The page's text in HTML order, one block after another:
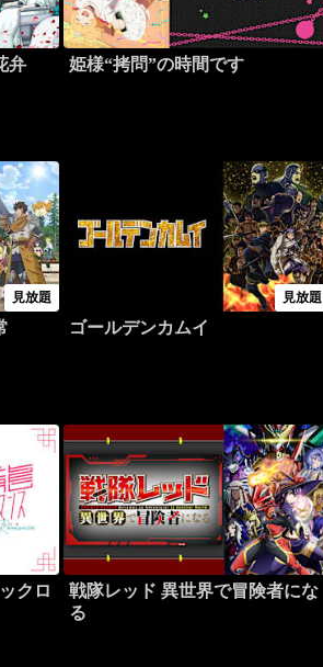
弁 姫様“拷問”の時間です
見放題 見放題
ゴールデンカムイ
クロ
戦隊レッド 異世界で冒険者にな
る